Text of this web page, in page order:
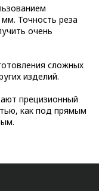
Точность реза
очень
сложных
изделий.
прецизионный
как под прямым